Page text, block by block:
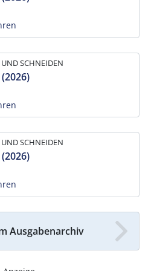
SCHNEIDEN
SCHNEIDEN
Ausgabenarchiv